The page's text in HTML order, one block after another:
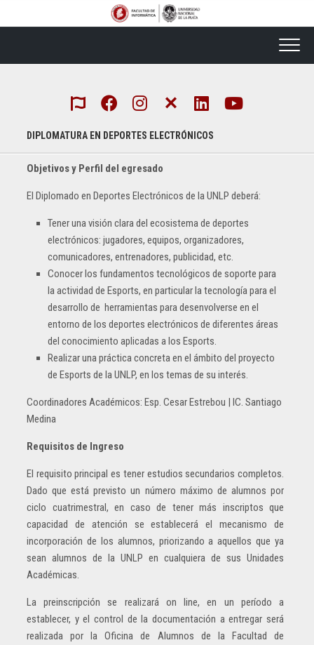
DIPLOMATURA EN DEPORTES ELECTRÓNICOS
Objetivos y Perfil del egresado
El Diplomado en Deportes Electrónicos de la UNLP deberá:
Tener una visión clara del ecosistema de deportes
electrónicos: jugadores, equipos, organizadores,
comunicadores, entrenadores, publicidad, etc.
Conocer los fundamentos tecnológicos de soporte para
la actividad de Esports, en particular la tecnología para el
desarrollo de herramientas para desenvolverse en el
entorno de los deportes electrónicos de diferentes áreas
del conocimiento aplicadas a los Esports.
Realizar una práctica concreta en el ámbito del proyecto
de Esports de la UNLP, en los temas de su interés.
Coordinadores Académicos: Esp. Cesar Estrebou | IC. Santiago
Medina
Requisitos de Ingreso
El requisito principal es tener estudios secundarios completos.
Dado que está previsto un número máximo de alumnos por
ciclo cuatrimestral, en caso de tener más inscriptos que
capacidad de atención se establecerá el mecanismo de
incorporación de los alumnos, priorizando a aquellos que ya
sean alumnos de la UNLP en cualquiera de sus Unidades
Académicas.
La preinscripción se realizará on line, en un período a
establecer, y el control de la documentación a entregar será
realizada por la Oficina de Alumnos de la Facultad de